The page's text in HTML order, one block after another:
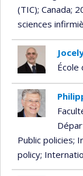
(TIC); Canada;
sciences
Public policies;
policy;